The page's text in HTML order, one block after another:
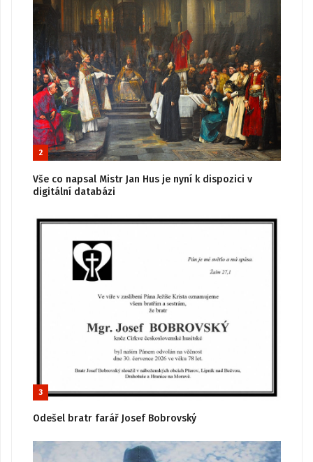
2
Vše co napsal Mistr Jan Hus je nyní k dispozici v
digitální databázi
3
Odešel bratr farář Josef Bobrovský